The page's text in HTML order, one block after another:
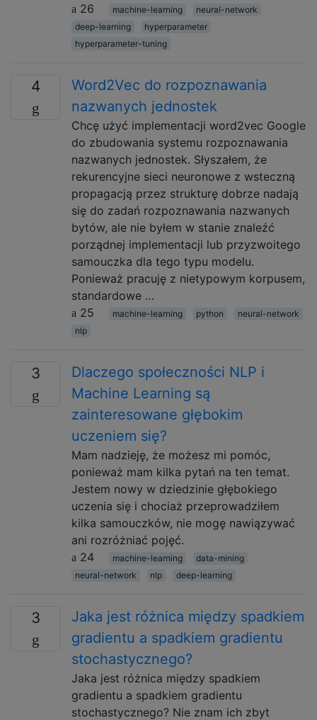
26
machine-learning
neural-network
deep-learning
hyperparameter
hyperparameter-tuning
4
Word2Vec do rozpoznawania
nazwanych jednostek
Chcę użyć implementacji word2vec Google
do zbudowania systemu rozpoznawania
nazwanych jednostek. Słyszałem, że
rekurencyjne sieci neuronowe z wsteczną
propagacją przez strukturę dobrze nadają
się do zadań rozpoznawania nazwanych
bytów, ale nie byłem w stanie znaleźć
porządnej implementacji lub przyzwoitego
samouczka dla tego typu modelu.
Ponieważ pracuję z nietypowym korpusem,
standardowe …
25
machine-learning python
neural-network
nlp
3
Dlaczego społeczności NLP i
Machine Learning są
zainteresowane głębokim
uczeniem się?
Mam nadzieję, że możesz mi pomóc,
ponieważ mam kilka pytań na ten temat.
Jestem nowy w dziedzinie głębokiego
uczenia się i chociaż przeprowadziłem
kilka samouczków, nie mogę nawiązywać
ani rozróżniać pojęć.
24
machine-learning
data-mining
neural-network
nlp deep-learning
3
Jaka jest różnica między spadkiem
gradientu a spadkiem gradientu
stochastycznego?
Jaka jest różnica między spadkiem
gradientu a spadkiem gradientu
stochastycznego? Nie znam ich zbyt